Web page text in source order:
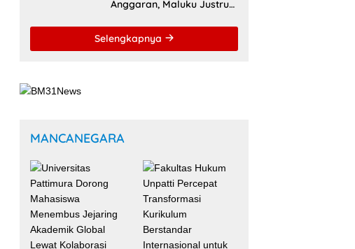
Anggaran, Maluku Justru
Nasional untuk Wujudkan
Kemandirian Pangan
Selengkapnya
MANCANEGARA